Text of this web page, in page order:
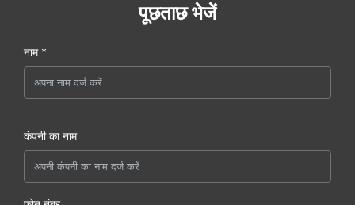
पूछताछ भेजें
नाम *
कंपनी का नाम